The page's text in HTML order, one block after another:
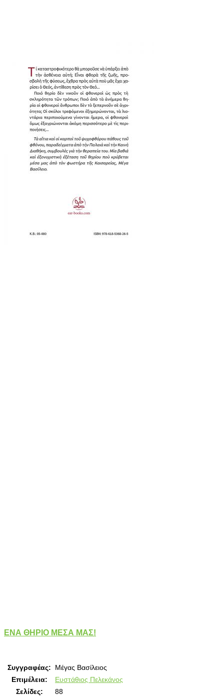
ΕΝΑ ΘΗΡΙΟ ΜΕΣΑ ΜΑΣ!
Συγγραφέας:
Μέγας Βασίλειος
Επιμέλεια:
Ευστάθιος Πελεκάνος
Σελίδες:
88